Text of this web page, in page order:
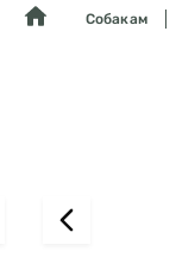
Собакам